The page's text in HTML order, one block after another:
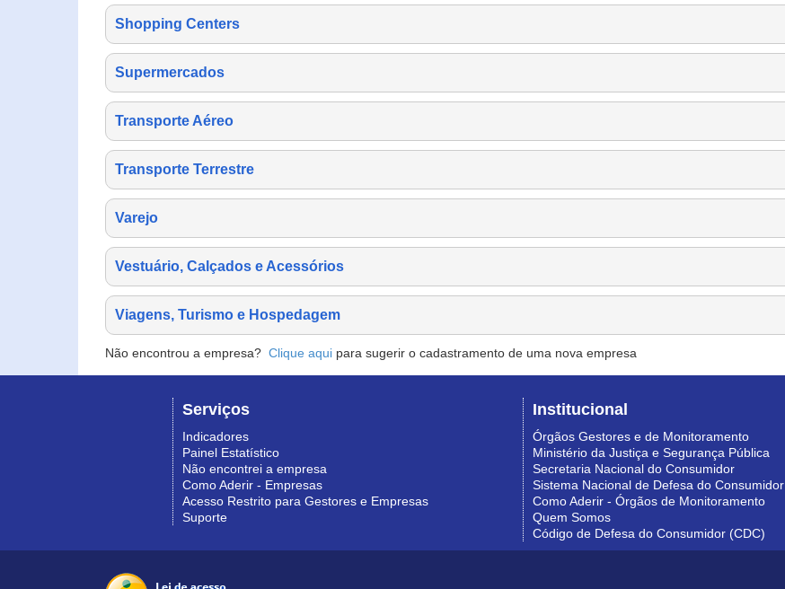
Shopping Centers
Supermercados
Transporte Aéreo
Transporte Terrestre
Varejo
Vestuário, Calçados e Acessórios
Viagens, Turismo e Hospedagem
Não encontrou a empresa? Clique aqui para sugerir o cadastramento de uma nova empresa
Serviços
Indicadores
Painel Estatístico
Não encontrei a empresa
Como Aderir - Empresas
Acesso Restrito para Gestores e Empresas
Suporte
Institucional
Órgãos Gestores e de Monitoramento
Ministério da Justiça e Segurança Pública
Secretaria Nacional do Consumidor
Sistema Nacional de Defesa do Consumidor
Como Aderir - Órgãos de Monitoramento
Quem Somos
Código de Defesa do Consumidor (CDC)